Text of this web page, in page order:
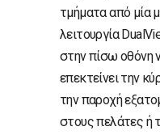
τμήματα από μία
λειτουργία
στην πίσω οθόνη
επεκτείνει την
την παροχή
στους πελάτες ή